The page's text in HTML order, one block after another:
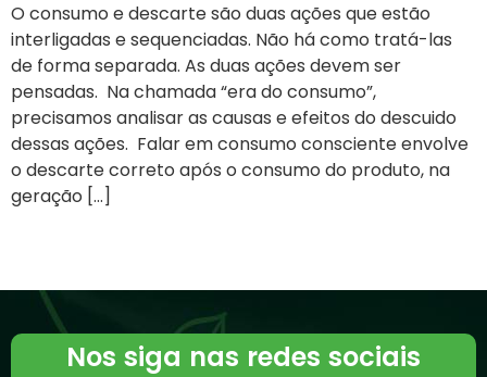
O consumo e descarte são duas ações que estão
interligadas e sequenciadas. Não há como tratá-las
de forma separada. As duas ações devem ser
pensadas. Na chamada “era do consumo”,
precisamos analisar as causas e efeitos do descuido
dessas ações. Falar em consumo consciente envolve
o descarte correto após o consumo do produto, na
geração […]
Nos siga nas redes sociais